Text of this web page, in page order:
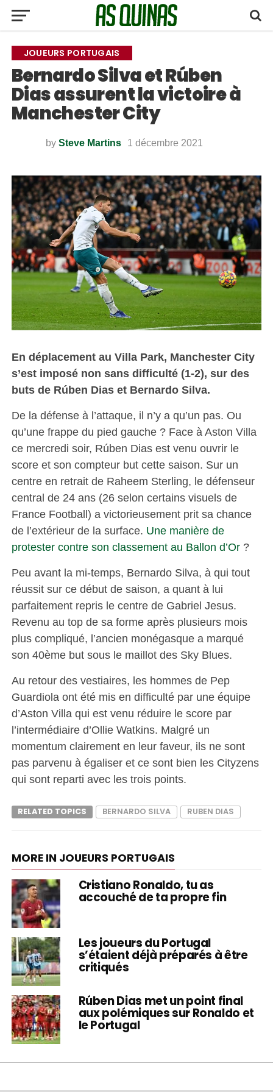
JOUEURS PORTUGAIS
Bernardo Silva et Rúben
Dias assurent la victoire à
Manchester City
by Steve Martins 1 décembre 2021
En déplacement au Villa Park, Manchester City
s’est imposé non sans difficulté (1-2), sur des
buts de Rúben Dias et Bernardo Silva.
De la défense à l’attaque, il n’y a qu’un pas. Ou
qu’une frappe du pied gauche ? Face à Aston Villa
ce mercredi soir, Rúben Dias est venu ouvrir le
score et son compteur but cette saison. Sur un
centre en retrait de Raheem Sterling, le défenseur
central de 24 ans (26 selon certains visuels de
France Football) a victorieusement prit sa chance
de l’extérieur de la surface. Une manière de
protester contre son classement au Ballon d’Or?
Peu avant la mi-temps, Bernardo Silva, à qui tout
réussit sur ce début de saison, a quant à lui
parfaitement repris le centre de Gabriel Jesus.
Revenu au top de sa forme après plusieurs mois
plus compliqué, l’ancien monégasque a marqué
son 40ème but sous le maillot des Sky Blues.
Au retour des vestiaires, les hommes de Pep
Guardiola ont été mis en difficulté par une équipe
d’Aston Villa qui est venu réduire le score par
l’intermédiaire d’Ollie Watkins. Malgré un
momentum clairement en leur faveur, ils ne sont
pas parvenu à égaliser et ce sont bien les Cityzens
qui sont reparti avec les trois points.
RELATED TOPICS BERNARDO SILVA RUBEN DIAS
MORE IN JOUEURS PORTUGAIS
Cristiano Ronaldo, tu as
accouché de ta propre fin
Les joueurs du Portugal
s’étaient déjà préparés à être
critiqués
Rúben Dias met un point final
aux polémiques sur Ronaldo et
le Portugal